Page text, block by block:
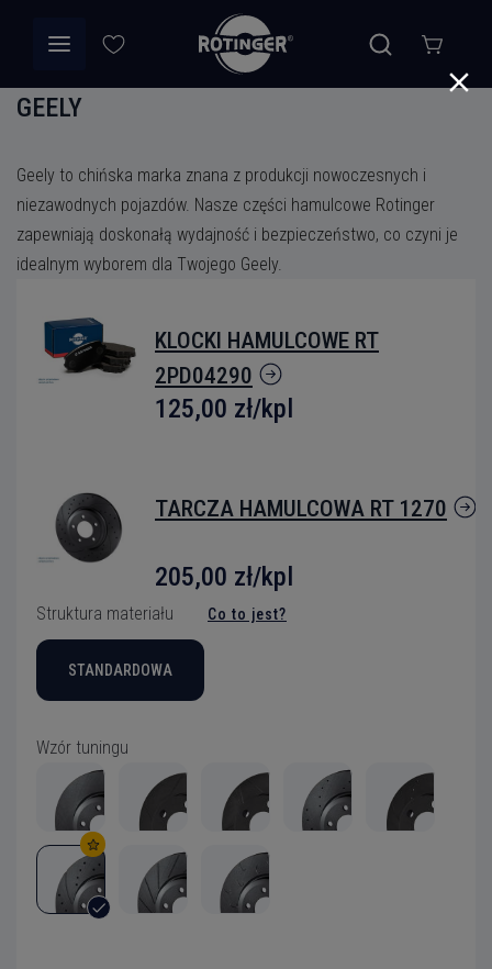
GEELY
Geely to chińska marka znana z produkcji nowoczesnych i
niezawodnych pojazdów. Nasze części hamulcowe Rotinger
zapewniają doskonałą wydajność i bezpieczeństwo, co czyni je
idealnym wyborem dla Twojego Geely.
KLOCKI HAMULCOWE RT
2PD04290
125,00 zł/kpl
TARCZA HAMULCOWA RT 1270
205,00 zł/kpl
Struktura materiału Co to jest?
STANDARDOWA
Wzór tuningu